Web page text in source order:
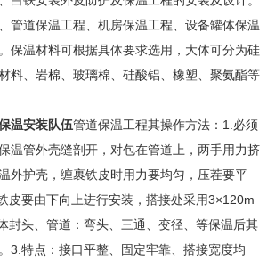
管道保温工程、机房保温工程、设备罐体保温
保温材料可根据具体要求选用，大体可分为硅
料、岩棉、玻璃棉、硅酸铝、橡塑、聚氨酯等
温安装队伍管道保温工程其操作方法：1.必须
温管外壳缝剖开，对包在管道上，两手用力挤
外护壳，缠裹铁皮时用力要均匀，压茬要平
皮要由下向上进行安装，搭接处采用3×120m
封头、管道：弯头、三通、变径、等保温后其
3.特点：接口平整、固定牢靠、搭接宽度均